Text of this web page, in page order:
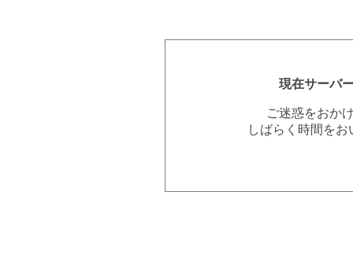
現在サーバ
ご迷惑をおか
しばらく時間を